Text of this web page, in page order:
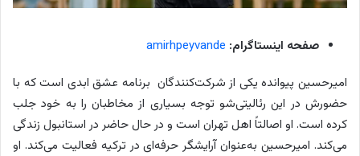
صفحه اینستاگرام: amirhpeyvande
امیرحسین پیوانده یکی از شرکت‌کنندگان برنامه عشق ابدی است که با
حضورش در این رئالیتی‌شو توجه بسیاری از مخاطبان را به خود جلب
کرده است. او اصالتاً اهل تهران است و در حال حاضر در استانبول زندگی
می‌کند. امیرحسین به‌عنوان آرایشگر حرفه‌ای در ترکیه فعالیت می‌کند. او